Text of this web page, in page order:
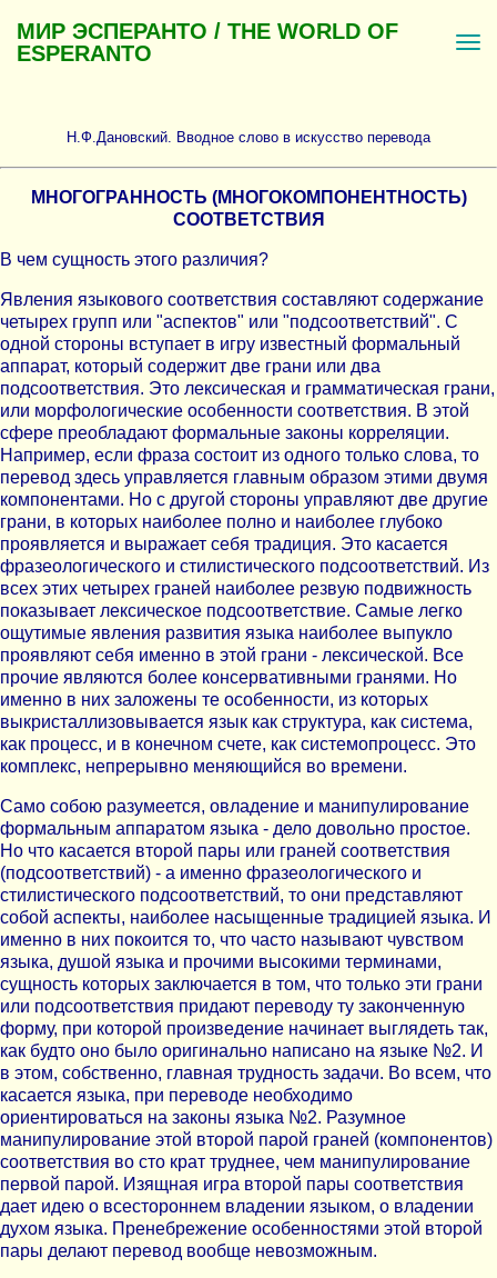
МИР ЭСПЕРАНТО / THE WORLD OF
ESPERANTO
Н.Ф.Дановский. Вводное слово в искусство перевода
МНОГОГРАННОСТЬ (МНОГОКОМПОНЕНТНОСТЬ)
СООТВЕТСТВИЯ
В чем сущность этого различия?
Явления языкового соответствия составляют содержание
четырех групп или "аспектов" или "подсоответствий". С
одной стороны вступает в игру известный формальный
аппарат, который содержит две грани или два
подсоответствия. Это лексическая и грамматическая грани,
или морфологические особенности соответствия. В этой
сфере преобладают формальные законы корреляции.
Например, если фраза состоит из одного только слова, то
перевод здесь управляется главным образом этими двумя
компонентами. Но с другой стороны управляют две другие
грани, в которых наиболее полно и наиболее глубоко
проявляется и выражает себя традиция. Это касается
фразеологического и стилистического подсоответствий. Из
всех этих четырех граней наиболее резвую подвижность
показывает лексическое подсоответствие. Самые легко
ощутимые явления развития языка наиболее выпукло
проявляют себя именно в этой грани - лексической. Все
прочие являются более консервативными гранями. Но
именно в них заложены те особенности, из которых
выкристаллизовывается язык как структура, как система,
как процесс, и в конечном счете, как системопроцесс. Это
комплекс, непрерывно меняющийся во времени.
Само собою разумеется, овладение и манипулирование
формальным аппаратом языка - дело довольно простое.
Но что касается второй пары или граней соответствия
(подсоответствий) - а именно фразеологического и
стилистического подсоответствий, то они представляют
собой аспекты, наиболее насыщенные традицией языка. И
именно в них покоится то, что часто называют чувством
языка, душой языка и прочими высокими терминами,
сущность которых заключается в том, что только эти грани
или подсоответствия придают переводу ту законченную
форму, при которой произведение начинает выглядеть так,
как будто оно было оригинально написано на языке №2. И
в этом, собственно, главная трудность задачи. Во всем, что
касается языка, при переводе необходимо
ориентироваться на законы языка №2. Разумное
манипулирование этой второй парой граней (компонентов)
соответствия во сто крат труднее, чем манипулирование
первой парой. Изящная игра второй пары соответствия
дает идею о всестороннем владении языком, о владении
духом языка. Пренебрежение особенностями этой второй
пары делают перевод вообще невозможным.